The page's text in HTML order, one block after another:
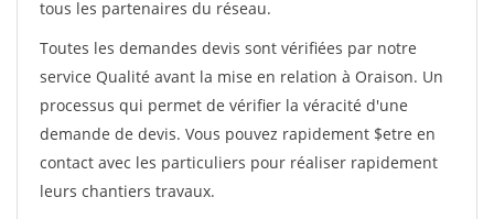
tous les partenaires du réseau.
Toutes les demandes devis sont vérifiées par notre
service Qualité avant la mise en relation à Oraison. Un
processus qui permet de vérifier la véracité d'une
demande de devis. Vous pouvez rapidement $etre en
contact avec les particuliers pour réaliser rapidement
leurs chantiers travaux.